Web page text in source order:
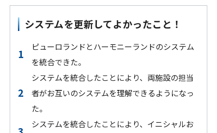
システムを更新してよかったこと！
ピューロランドとハーモニーランドのシステム
を統合できた。
システムを統合したことにより、両施設の担当
者がお互いのシステムを理解できるようになっ
た。
システムを統合したことにより、イニシャルお